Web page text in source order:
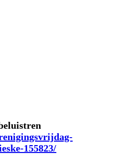
155823/